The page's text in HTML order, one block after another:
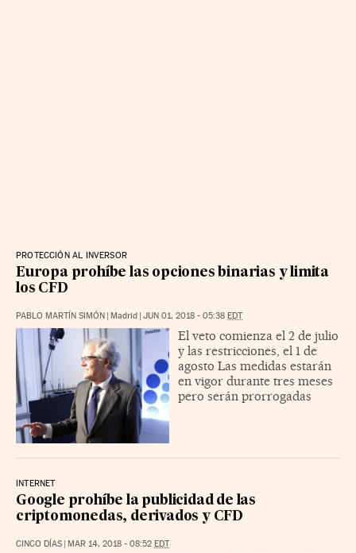
PROTECCIÓN AL INVERSOR
Europa prohíbe las opciones binarias y limita
los CFD
PABLO MARTÍN SIMÓN | Madrid | JUN 01, 2018 - 05:38 EDT
El veto comienza el 2 de julio
y las restricciones, el 1 de
agosto Las medidas estarán
en vigor durante tres meses
pero serán prorrogadas
INTERNET
Google prohíbe la publicidad de las
criptomonedas, derivados y CFD
CINCO DÍAS | MAR 14, 2018 - 08:52 EDT